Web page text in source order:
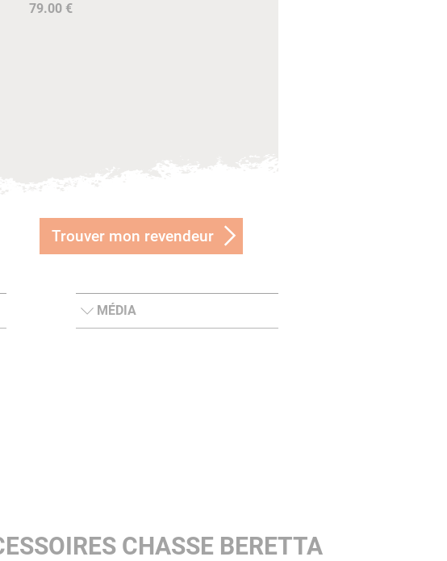
79.00 €
Trouver mon revendeur
MÉDIA
CHASSE BERETTA